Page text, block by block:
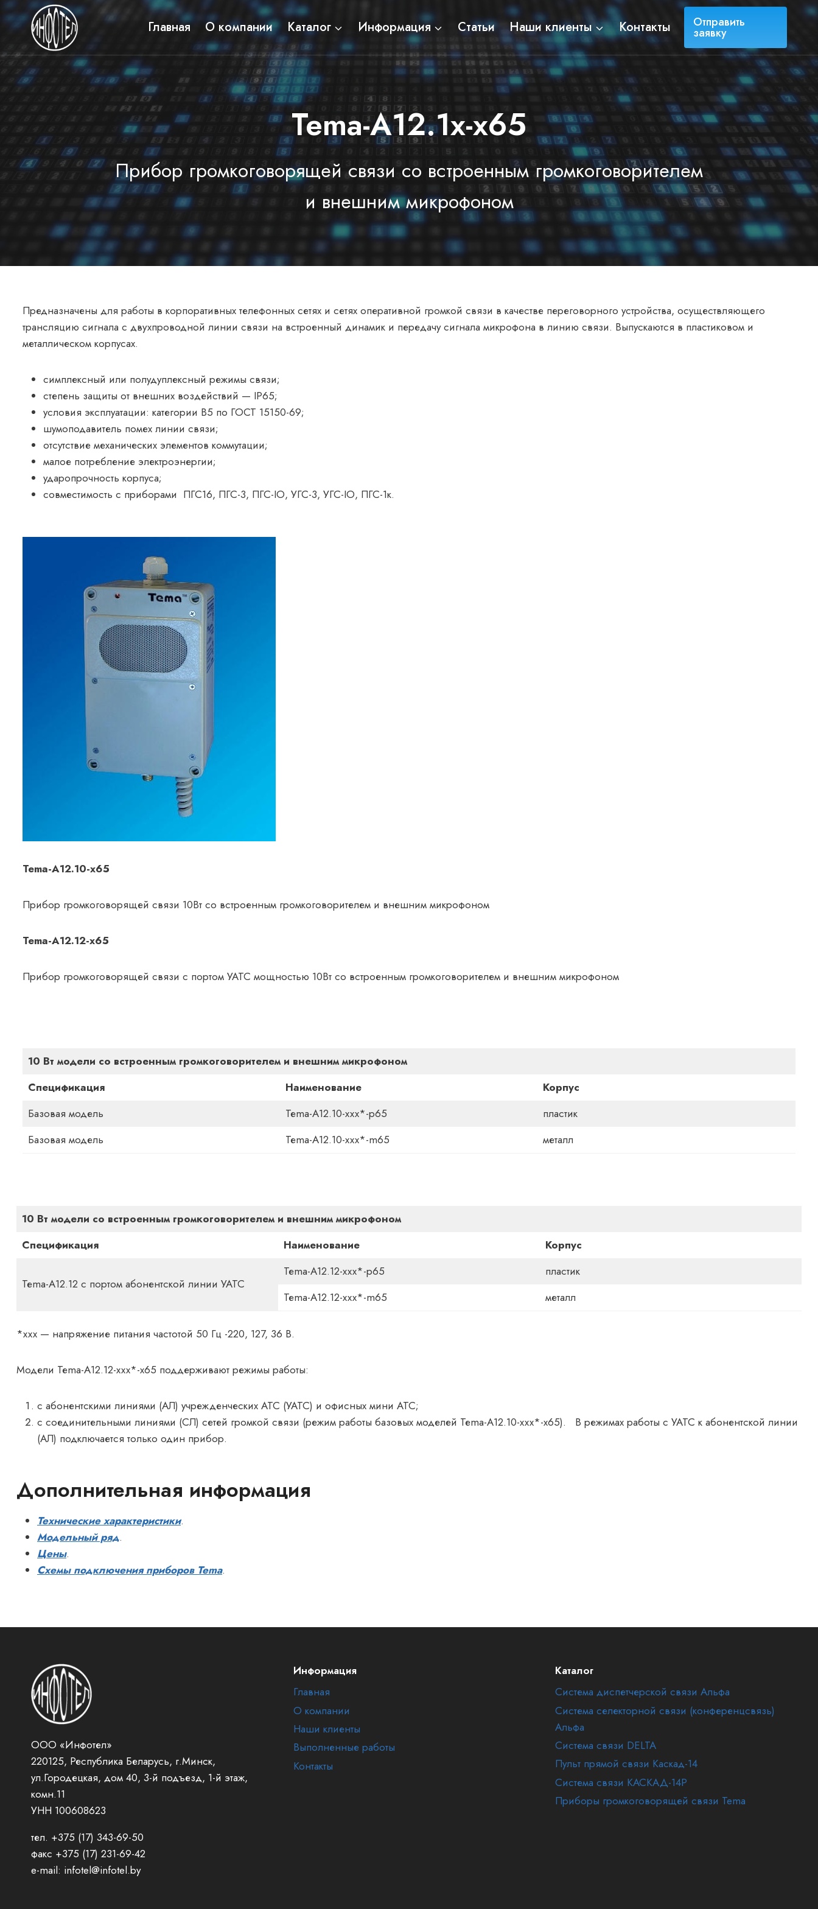
Перейти
содержимому
Главная О компании Каталог Информация Статьи Наши клиенты Контакты Отправить
заявку
Tema-А12.1x-x65
Прибор громкоговорящей связи со встроенным громкоговорителем
и внешним микрофоном
Предназначены для работы в корпоративных телефонных сетях и сетях оперативной громкой связи в качестве перего­ворного устройства, осуществляющего
трансляцию сигнала с двухпроводной линии связи на встроенный динамик и пере­дачу сигнала микрофона в линию связи. Выпускаются в пластиковом и
металлическом корпусах.
симплексный или полудуплексный режимы связи;
степень защиты от внешних воздействий — IP65;
условия эксплуатации: категории В5 по ГОСТ 15150-69;
шумоподавитель помех линии связи;
отсутствие механических элементов коммутации;
малое потребление электроэнергии;
ударопрочность корпуса;
совместимость с приборами ПГС16, ПГС-3, ПГС-IО, УГС-3, УГС-IО, ПГС-1к.
Tema-A12.10-х65
Прибор громкоговорящей связи 10Вт со встроенным громкоговорителем и внешним микрофоном
Tema-A12.12-х65
Прибор громкоговорящей связи с портом УАТС мощностью 10Вт со встроенным громкоговорителем и внешним микрофоном
10 Вт модели со встроенным громкоговорителем и внешним микрофоном
Спецификация
Наименование
Корпус
Базовая модель
Теma-А12.10-ххх*-р65
пластик
Базовая модель
Теmа-А12.10-ххх*-m65 металл
10 Вт модели со встроенным громкоговорителем и внешним микрофоном
Спецификация
Наименование Корпус
Теma-А12.12 с портом абонентской линии УАТС
Теma-А12.12-ххх*-р65
пластик
Теmа-А12.12-ххх*-m65
металл
*ххх — напряжение питания частотой 50 Гц -220, 127, 36 В.
Модели Теma-А12.12-ххх*-х65 поддерживают режимы работы:
с абонентскими линиями (АЛ) учрежденческих АТС (УАТС) и офисных мини АТС;
с соединительными линиями (СЛ) сетей громкой связи (режим работы базовых моделей Теma-А12.10-ххх*-х65). В режимах работы с УАТС к абонентской линии
(АЛ) подключается только один прибор.
Дополнительная информация
Технические характеристики.
Модельный ряд.
Цены.
Схемы подключения приборов Tema.
ООО «Инфотел»
220125, Республика Беларусь, г.Минск,
ул.Городецкая, дом 40, 3-й подъезд, 1-й этаж,
комн.11
УНН 100608623
тел. +375 (17) 343-69-50
факс +375 (17) 231-69-42
e-mail: infotel@infotel.by
Информация
Главная
О компании
Наши клиенты
Выполненные работы
Контакты
Каталог
Система диспетчерской связи Альфа
Система селекторной связи (конференцсвязь)
Альфа
Система связи DELTA
Пульт прямой связи Каскад-14
Система связи КАСКАД-14Р
Приборы громкоговорящей связи Tema